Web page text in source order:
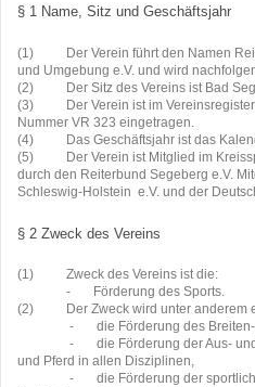
§ 1 Name, Sitz und Geschäftsjahr
(1) Der Verein führt den Namen
und Umgebung e.V. und wird
(2) Der Sitz des Vereins ist Bad
(3) Der Verein ist im Vereinsregister
Nummer VR 323 eingetragen.
(4) Das Geschäftsjahr ist das
(5) Der Verein ist Mitglied im
durch den Reiterbund Segeberg e.V.
Schleswig-Holstein e.V. und der
§ 2 Zweck des Vereins
(1)
Zweck des Vereins ist die:
-
Förderung des Sports.
(2)
Der Zweck wird unter anderem
-
die Förderung des
-
die Förderung der Aus-
und Pferd in allen Disziplinen,
-
die Förderung der